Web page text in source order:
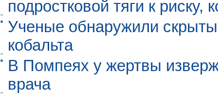
подростковой тяги к риску,
Ученые обнаружили
кобальта
В Помпеях у жертвы
врача